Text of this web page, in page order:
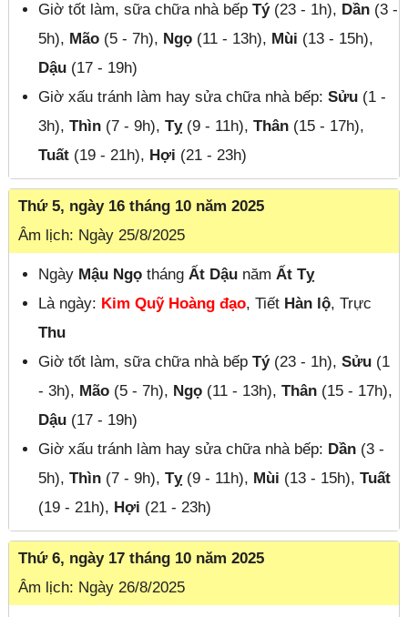
Giờ tốt làm, sữa chữa nhà bếpTý(23 - 1h), Dần (3 -
5h), Mão (5 - 7h), Ngọ (11 - 13h), Mùi (13 - 15h),
Dậu (17 - 19h)
Giờ xấu tránh làm hay sửa chữa nhà bếp:Sửu (1 -
3h),Thìn (7 - 9h),Tỵ(9 - 11h),Thân (15 - 17h),
Tuất (19 - 21h), Hợi (21 - 23h)
Thứ 5, ngày 16 tháng 10 năm 2025
Âm lịch: Ngày 25/8/2025
Ngày Mậu Ngọ thángẤt Dậu nămẤt Tỵ
Là ngày: Kim Quỹ Hoàng đạo, Tiết Hàn lộ, Trực
Thu
Giờ tốt làm, sữa chữa nhà bếpTý(23 - 1h),Sửu (1
- 3h), Mão (5 - 7h), Ngọ (11 - 13h),Thân (15 - 17h),
Dậu (17 - 19h)
Giờ xấu tránh làm hay sửa chữa nhà bếp: Dần (3 -
5h),Thìn (7 - 9h),Tỵ(9 - 11h), Mùi (13 - 15h),Tuất
(19 - 21h), Hợi (21 - 23h)
Thứ 6, ngày 17 tháng 10 năm 2025
Âm lịch: Ngày 26/8/2025